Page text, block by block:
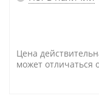
Цена
может отличаться